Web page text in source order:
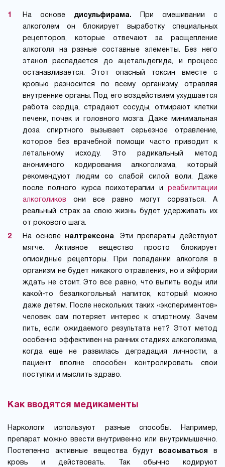
На основе дисульфирама. При смешивании с
алкоголем он блокирует выработку специальных
рецепторов, которые отвечают за расщепление
алкоголя на разные составные элементы. Без него
этанол распадается до ацетальдегида, и процесс
останавливается. Этот опасный токсин вместе с
кровью разносится по всему организму, отравляя
внутренние органы. Под его воздействием ухудшается
работа сердца, страдают сосуды, отмирают клетки
печени, почек и головного мозга. Даже минимальная
доза спиртного вызывает серьезное отравление,
которое без врачебной помощи часто приводит к
летальному исходу. Это радикальный метод
анонимного кодирования алкоголизма, который
рекомендуют людям со слабой силой воли. Даже
после полного курса психотерапии и
реабилитации
алкоголиков они все равно могут сорваться. А
реальный страх за свою жизнь будет удерживать их
от рокового шага.
На основе налтрексона. Эти препараты действуют
мягче. Активное вещество просто блокирует
опиоидные рецепторы. При попадании алкоголя в
организм не будет никакого отравления, но и эйфории
ждать не стоит. Это все равно, что выпить воды или
какой-то безалкогольный напиток, который можно
даже детям. После нескольких таких «экспериментов»
человек сам потеряет интерес к спиртному. Зачем
пить, если ожидаемого результата нет? Этот метод
особенно эффективен на ранних стадиях алкоголизма,
когда еще не развилась деградация личности, а
пациент вполне способен контролировать свои
поступки и мыслить здраво.
Как вводятся медикаменты
Наркологи используют разные способы. Например,
препарат можно ввести внутривенно или внутримышечно.
Постепенно активные вещества будут
всасываться
в
кровь и действовать. Так обычно кодируют